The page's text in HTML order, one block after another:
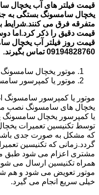
قیمت فیلتر های آب یخچال
متفرقه فرق می کنند.شرایط
قیمت دقیق را ذکر کرد.اما
قیمت روز فیلتر آب یخچال
09194828760 تماس بگیرند.
موتور یخچال سامسونگ
موتور یا کمپرسور
موتور یا کمپرسور سامسونگ
یخچال های سامسونگ نصب
یا کمپرسور یخچال سامسونگ
توسط تکنیسین تعمیرات
که مشکل به صورت جدی
گردد.زمانی که تکنیسین
مشتری اعزام می شود طبق
همراه تکنیسین ارسال می
موتور تعویض می شود و هم
خیلی سریع انجام می گیرد.